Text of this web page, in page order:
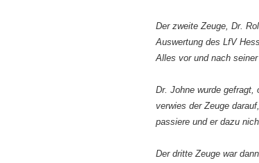
Der zweite Zeuge, Dr.
Auswertung des LfV
Alles vor und nach
Dr. Johne wurde
verwies der Zeuge
passiere und er dazu
Der dritte Zeuge war